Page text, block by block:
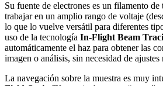
Su fuente de electrones es un filamento
trabajar en un amplio rango de voltaje
lo que lo vuelve versátil para diferentes
uso de la tecnología In-Flight Beam
automáticamente el haz para obtener las
imagen o análisis, sin necesidad de
La navegación sobre la muestra es muy